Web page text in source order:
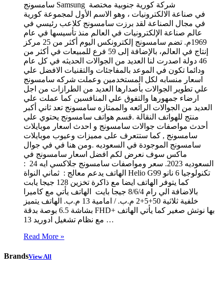
سامسونج Samsung شركة كورية جنوبية مختصة
في صناعة الالكترونيات ، وهو الاسم الأول لمجموعة كورية
في مجال الصناعة لقد برزت سامسونج كلاعب رئيسي في
عالم صناعة الإلكترونيات في العالم منذ تأسيسها في عام
1969م. تضم سامسونج إلكترونكس اليوم أكثر من 25 مركز
إنتاج في العالم، بالإضافة إلى 59 فرع للمبيعات في أكثر من
46 دولة اصدرت لنا العديد من الجوالات الحديثه في كل عام
ودائما تكون في الموعد بالمفاجئات والتقنيات الافضل علي
اسعار منسابه لكل المستخدمين وعملت شركه سامسونج
علي تطوير الجوالات بأصدارها العديد من الطرازات من اجل
ارضاء جمهورها والتفوق علي المنافسين كما عملت علي
العديد من الجوالات الرائعه والممتازه سامسونج تعد ثاني أكبر
منتج للهواتف النقالة .قسم هواتف سامسونج يحتوي علي
أحدث مواصفات جوالات سامسونج و احدث اسعار موبايلات
سامسونج , كما ستتعرف على مميزات وعيوب موبايلات
سامسونج الموجودة في السعوديه .ومن هنا في في جوال
ماكس سوف نعرض لكم افضل اسعار سامسونج في
السعوديه 2023. سعر ومواصفات سامسونج جلاكسي ايه 24 :
الهاتف يدعم معالج : ثماني النواة Helio G99 تكنولوجيا 6 نانو
كما يتوفر الهاتف ايضا مع ذاكرة تخزين 128 جيجا يابت
بالاضافة الي رام 8/6/4 جيجا بايت الهاتف يأتي مع كاميرا
خلفية ثلاثية 50+5+2 م.ب. / امامية 13 م.ب. الهاتف يتميز
بشاشة 6.5 بوصة بدقة FHD+ بها نوتش صغير كما يأتي الهاتف
مع نظام تشغيل ادوريد 13 …
Read More »
BrandsView All